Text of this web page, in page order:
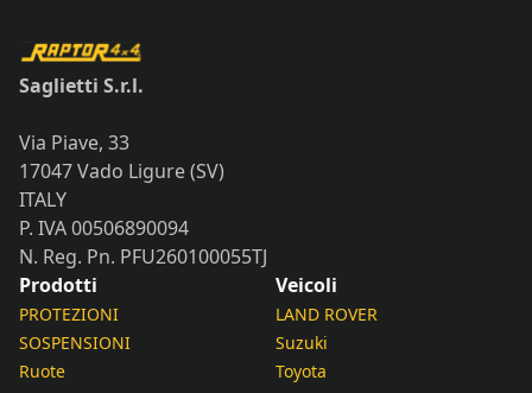
Saglietti S.r.l.
Via Piave, 33
17047 Vado Ligure (SV)
ITALY
P. IVA 00506890094
N. Reg. Pn. PFU260100055TJ
Prodotti
PROTEZIONI
SOSPENSIONI
Ruote
Veicoli
LAND ROVER
Suzuki
Toyota